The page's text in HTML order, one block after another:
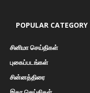
POPULAR CATEGORY
சினிமா செய்திகள்
புகைப்படங்கள்
சின்னத்திரை